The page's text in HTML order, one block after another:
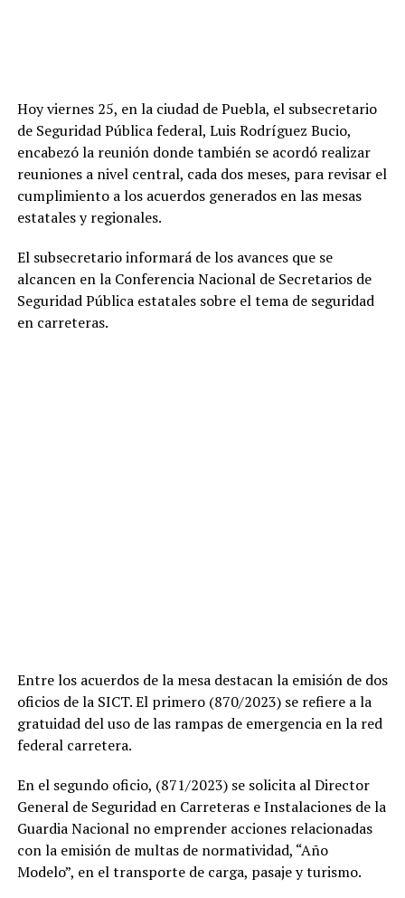
Hoy viernes 25, en la ciudad de Puebla, el subsecretario
de Seguridad Pública federal, Luis Rodríguez Bucio,
encabezó la reunión donde también se acordó realizar
reuniones a nivel central, cada dos meses, para revisar el
cumplimiento a los acuerdos generados en las mesas
estatales y regionales.
El subsecretario informará de los avances que se
alcancen en la Conferencia Nacional de Secretarios de
Seguridad Pública estatales sobre el tema de seguridad
en carreteras.
Entre los acuerdos de la mesa destacan la emisión de dos
oficios de la SICT. El primero (870/2023) se refiere a la
gratuidad del uso de las rampas de emergencia en la red
federal carretera.
En el segundo oficio, (871/2023) se solicita al Director
General de Seguridad en Carreteras e Instalaciones de la
Guardia Nacional no emprender acciones relacionadas
con la emisión de multas de normatividad, “Año
Modelo”, en el transporte de carga, pasaje y turismo.